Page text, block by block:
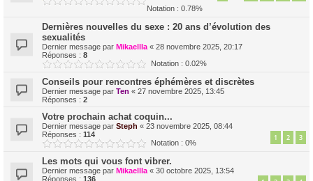
Notation : 0.78%
Dernières nouvelles du sexe : 20 ans d’évolution des
sexualités
Dernier message par Mikaellla « 28 novembre 2025, 20:17
Réponses : 8
Notation : 0.02%
Conseils pour rencontres éphémères et discrètes
Dernier message par Ten « 27 novembre 2025, 13:45
Réponses : 2
Votre prochain achat coquin...
Dernier message par Steph « 23 novembre 2025, 08:44
Réponses : 114 1 2 3
Notation : 0%
Les mots qui vous font vibrer.
Dernier message par Mikaellla « 30 octobre 2025, 13:54
Réponses : 136